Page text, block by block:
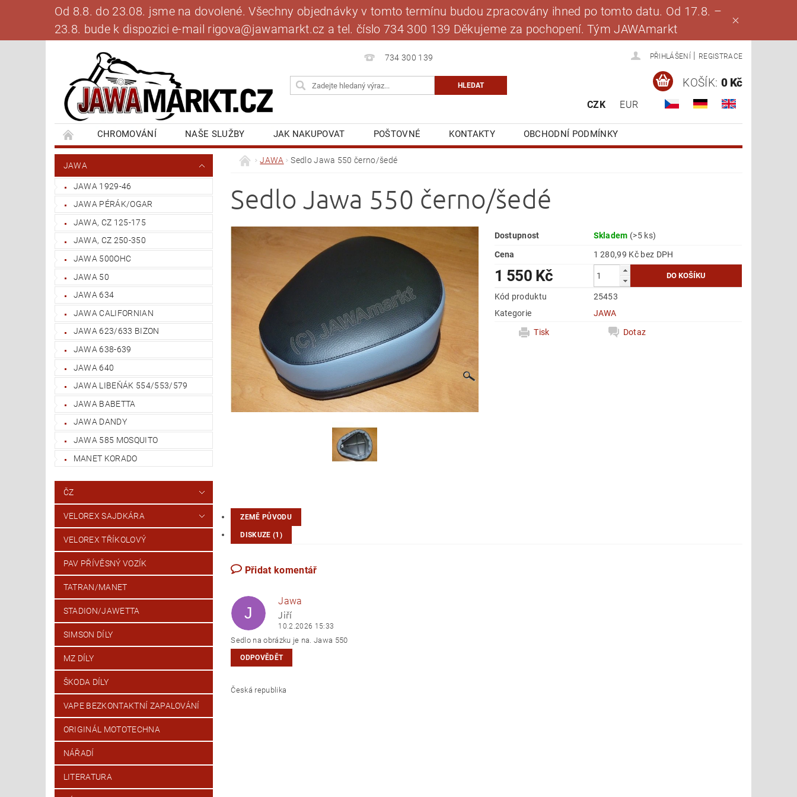
Od 8.8. do 23.08. jsme na dovolené. Všechny objednávky v tomto termínu budou zpracovány ihned po tomto datu. Od 17.8. –
23.8. bude k dispozici e-mail rigova@jawamarkt.cz a tel. číslo 734 300 139 Děkujeme za pochopení. Tým JAWAmarkt
734 300 139 PŘIHLÁŠENÍ REGISTRACE
CZK EUR
KOŠÍK: 0 Kč
CHROMOVÁNÍ NAŠE SLUŽBY JAK NAKUPOVAT POŠTOVNÉ KONTAKTY
OBCHODNÍ PODMÍNKY
BANKOVNÍ SPOJENÍ
NAPIŠTE NÁM BLOG MOJE OBJEDNÁVKA
JAWA
JAWA 1929-46
JAWA PÉRÁK/OGAR
JAWA, CZ 125-175
JAWA, CZ 250-350
JAWA 500OHC
JAWA 50
JAWA 634
JAWA CALIFORNIAN
JAWA 623/633 BIZON
JAWA 638-639
JAWA 640
JAWA LIBEŇÁK 554/553/579
JAWA BABETTA
JAWA DANDY
JAWA 585 MOSQUITO
MANET KORADO
ČZ
VELOREX SAJDKÁRA
VELOREX TŘÍKOLOVÝ
PAV PŘÍVĚSNÝ VOZÍK
TATRAN/MANET
STADION/JAWETTA
SIMSON DÍLY
MZ DÍLY
ŠKODA DÍLY
VAPE BEZKONTAKTNÍ ZAPALOVÁNÍ
ORIGINÁL MOTOTECHNA
NÁŘADÍ
LITERATURA
JAWA Sedlo Jawa 550 černo/šedé
Sedlo Jawa 550 černo/šedé
Dostupnost Skladem (>5 ks)
Cena
1 280,99 Kč bez DPH
1 550 Kč
Kód produktu
25453
Kategorie
JAWA
Tisk
Dotaz
ZEMĚ PŮVODU
DISKUZE (1)
Přidat komentář
J
Jawa
Jiří
10.2.2026 15:33
Sedlo na obrázku je na. Jawa 550
ODPOVĚDĚT
Česká republika